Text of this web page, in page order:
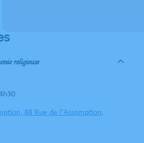
religieuse
88 Rue de l'Assomption,